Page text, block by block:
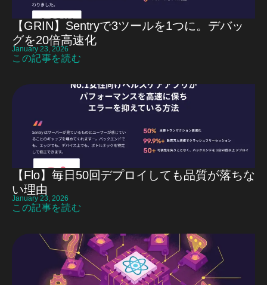
【GRIN】Sentryで3ツールを1つに。デバッ
グを20倍高速化
January 23, 2026
この記事を読む
【Flo】毎日50回デプロイしても品質が落ちな
い理由
January 23, 2026
この記事を読む